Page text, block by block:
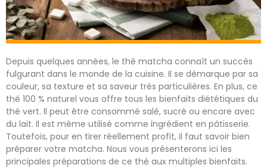
Depuis quelques années, le thé matcha connaît un succès
fulgurant dans le monde de la cuisine. Il se démarque par sa
couleur, sa texture et sa saveur très particulières. En plus, ce
thé 100 % naturel vous offre tous les bienfaits diététiques du
thé vert. Il peut être consommé salé, sucré ou encore avec
du lait. Il est même utilisé comme ingrédient en pâtisserie.
Toutefois, pour en tirer réellement profit, il faut savoir bien
préparer votre matcha. Nous vous présenterons ici les
principales préparations de ce thé aux multiples bienfaits.